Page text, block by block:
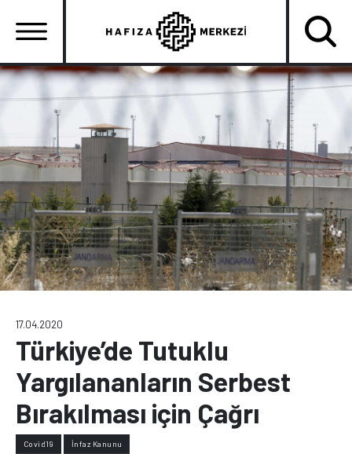
atla
Ana
gezinti
17.04.2020
Türkiye’de Tutuklu
Yargılananların Serbest
Bırakılması için Çağrı
Covid19 İnfaz Kanunu